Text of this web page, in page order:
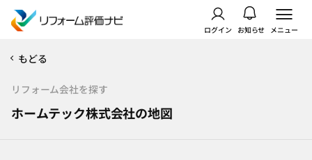
ログイン お知らせ メニュー
もどる
リフォーム会社を探す
ホームテック株式会社の地図